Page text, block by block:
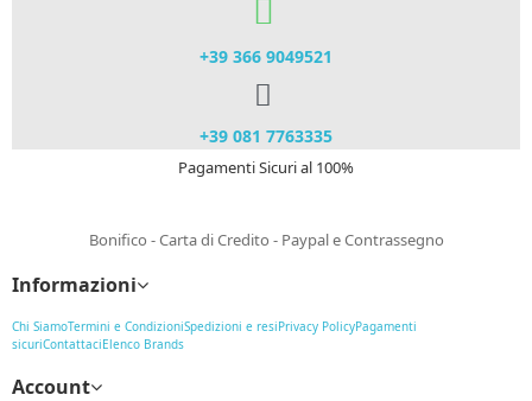
+39 366 9049521​
+39 081 7763335
Pagamenti Sicuri al 100%
Bonifico - Carta di Credito - Paypal e Contrassegno
Informazioni
Chi SiamoTermini e CondizioniSpedizioni e resiPrivacy PolicyPagamenti
sicuriContattaciElenco Brands
Account